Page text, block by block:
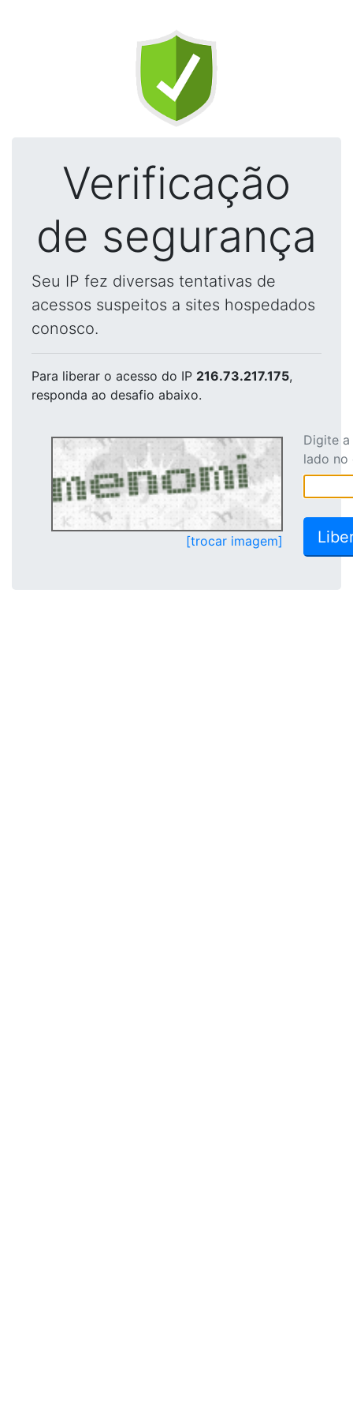
Verificação
de segurança
Seu IP fez diversas tentativas de
acessos suspeitos a sites hospedados
conosco.
Para liberar o acesso do IP 216.73.217.175,
responda ao desafio abaixo.
[trocar imagem]
Digite
lado no